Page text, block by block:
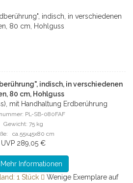
indisch, in verschiedenen
80 cm, Hohlguss
mit Handhaltung Erdberührung
PL-SB-080FAF
Gewicht: 75 kg
ca.55x45x80 cm
UVP 289,05 €
Mehr Informationen
1 Stück
Wenige Exemplare auf